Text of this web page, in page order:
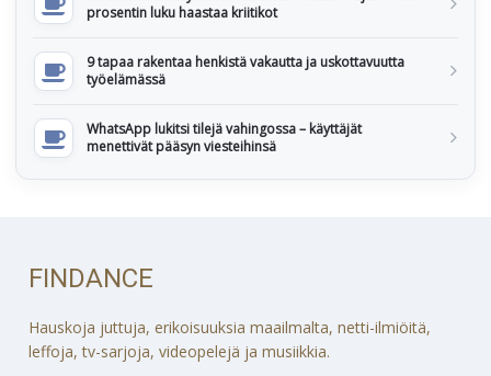
prosentin luku haastaa kriitikot
9 tapaa rakentaa henkistä vakautta ja uskottavuutta
työelämässä
WhatsApp lukitsi tilejä vahingossa – käyttäjät
menettivät pääsyn viesteihinsä
FINDANCE
Hauskoja juttuja, erikoisuuksia maailmalta, netti-ilmiöitä,
leffoja, tv-sarjoja, videopelejä ja musiikkia.